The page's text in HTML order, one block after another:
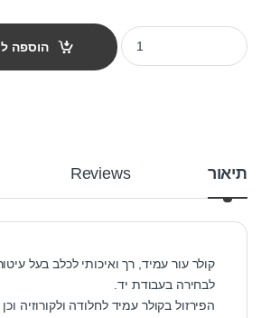
קולר עור ברוחב 30 ממ עם קישוט קוצים וגולגולת quantity
הוספה
תיאור Reviews
קולר עור עמיד, רך ואיכותי לכלב בעל
לבחירה בעבודת יד.
הפירזול בקולר עמיד לחלודה ולקורוזיה